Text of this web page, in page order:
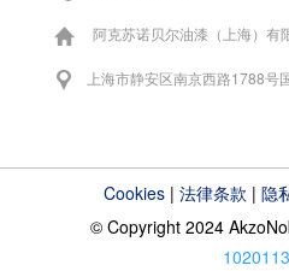
阿克苏诺贝尔油漆（上海）有
上海市静安区南京西路1788号
Cookies |法律条款 |隐
© Copyright 2024